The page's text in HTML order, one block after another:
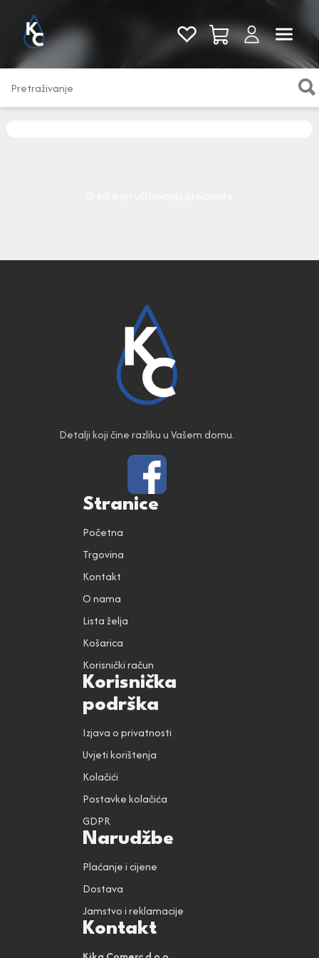
Pogledaj sve
Detalji koji čine razliku u Vašem domu.
Stranice
Početna
Trgovina
Kontakt
O nama
Lista želja
Košarica
Korisnički račun
Korisnička
podrška
Izjava o privatnosti
Uvjeti korištenja
Kolačići
Postavke kolačića
GDPR
Narudžbe
Plaćanje i cijene
Dostava
Jamstvo i reklamacije
Kontakt